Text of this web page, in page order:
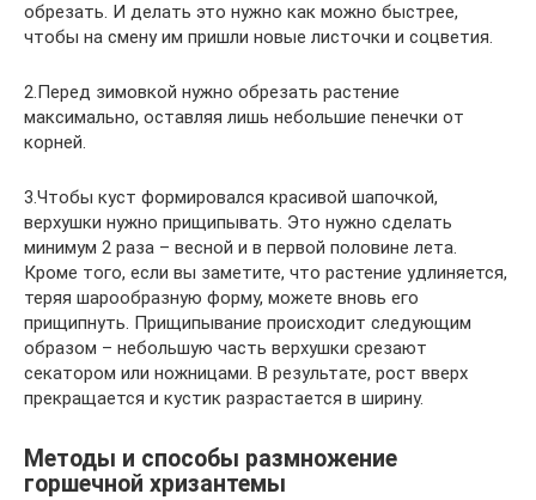
обрезать. И делать это нужно как можно быстрее,
чтобы на смену им пришли новые листочки и соцветия.
2.Перед зимовкой нужно обрезать растение
максимально, оставляя лишь небольшие пенечки от
корней.
3.Чтобы куст формировался красивой шапочкой,
верхушки нужно прищипывать. Это нужно сделать
минимум 2 раза – весной и в первой половине лета.
Кроме того, если вы заметите, что растение удлиняется,
теряя шарообразную форму, можете вновь его
прищипнуть. Прищипывание происходит следующим
образом – небольшую часть верхушки срезают
секатором или ножницами. В результате, рост вверх
прекращается и кустик разрастается в ширину.
Методы и способы размножение
горшечной хризантемы